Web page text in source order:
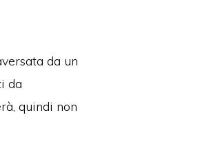
da un
da
quindi non